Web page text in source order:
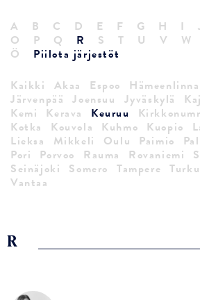
A B C D E F G H I
O
P Q R S T U V W
Ö
Piilota järjestöt
Kaikki
Akaa Espoo Hämeenlinna
Järvenpää
Joensuu Jyväskylä
Kemi
Kerava Keuruu
Kotka
Kouvola Kuhmo Kuopio
Lieksa
Mikkeli Oulu Paimio
Pori
Porvoo Rauma Rovaniemi
Seinäjoki
Somero Tampere Turku
Vantaa
R